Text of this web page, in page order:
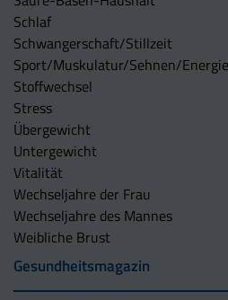
Schlaf
Schwangerschaft/Stillzeit
Sport/Muskulatur/Sehnen/Energie
Stoffwechsel
Stress
Übergewicht
Untergewicht
Vitalität
Wechseljahre der Frau
Wechseljahre des Mannes
Weibliche Brust
Gesundheitsmagazin